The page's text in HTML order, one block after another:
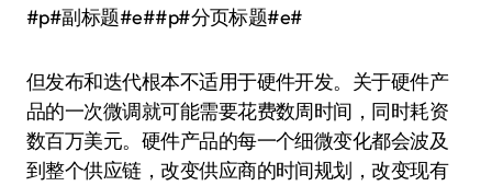
#p#副标题#e##p#分页标题#e#
但发布和迭代根本不适用于硬件开发。关于硬件产
品的一次微调就可能需要花费数周时间，同时耗资
数百万美元。硬件产品的每一个细微变化都会波及
到整个供应链，改变供应商的时间规划，改变现有